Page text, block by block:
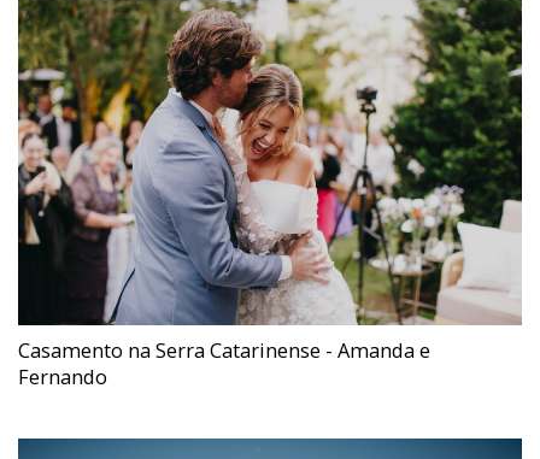
Casamento na Serra Catarinense - Amanda e
Fernando